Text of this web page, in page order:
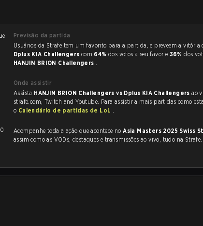
Previsão da partida
Usuários da Strafe tem um favorito para a partida, e preveem a
Dplus KIA Challengers com 64% dos votos a seu favor e 36%dos
HANJIN BRION Challengers .
Onde assistir
Assista HANJIN BRION Challengers vs Dplus KIA Challengersao
strafe.com, Twitch and Youtube. Para assistir a mais partidas como
o Calendário de partidas de LoL .
Acompanhe toda a ação que acontece noAsia Masters 2025 Swiss
assim como as VODs, destaques e transmissões ao vivo, tudo na Strafe.